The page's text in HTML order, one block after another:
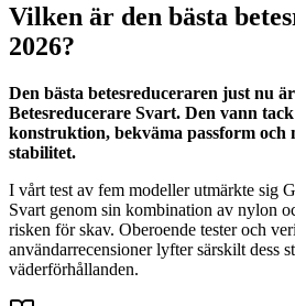
Vilken är den bästa
2026?
Den bästa betesreduceraren just nu
Betesreducerare Svart. Den vann
konstruktion, bekväma passform och
stabilitet.
I vårt test av fem modeller utmärkte sig
Svart genom sin kombination av nylon
risken för skav. Oberoende tester och
användarrecensioner lyfter särskilt dess
väderförhållanden.